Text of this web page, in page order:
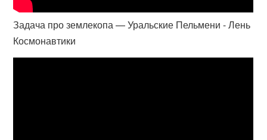
Задача про землекопа — Уральские Пельмени - Лень
Космонавтики